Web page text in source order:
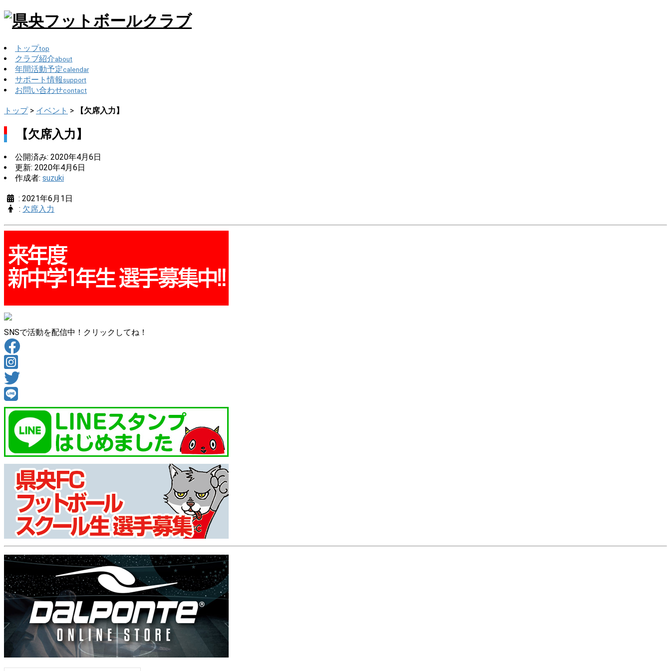
トップtop
クラブ紹介about
年間活動予定calendar
サポート情報 support
お問い合わせcontact
トップ> イベント > 【欠席入力】
【欠席入力】
公開済み: 2020年4月6日
更新: 2020年4月6日
作成者: suzuki
: 2021年6月1日
: 欠席入力
SNSで活動を配信中！クリックしてね！